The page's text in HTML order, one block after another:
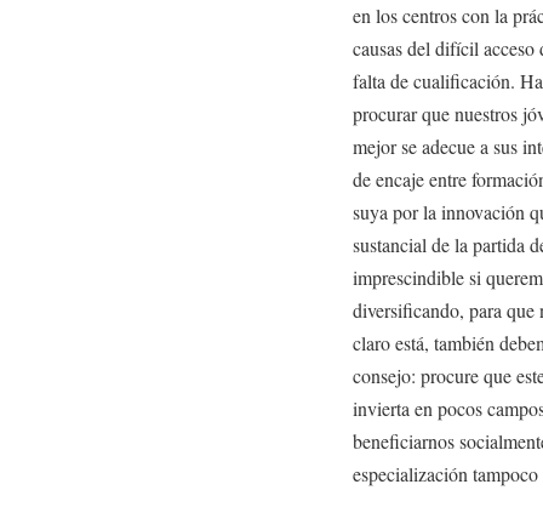
en los centros con la
causas del difícil
falta de cualificación.
procurar que nuestros
mejor se adecue a sus
de encaje entre
suya por la innovación
sustancial de la partida
imprescindible si
diversificando, para que
claro está, también
consejo: procure que
invierta en pocos
beneficiarnos
especialización